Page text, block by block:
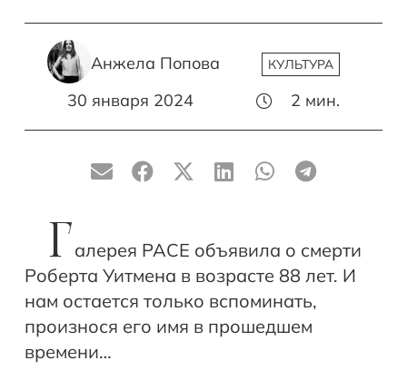
Анжела Попова КУЛЬТУРА
30 января 2024 2 мин.
Г алерея PACE объявила о смерти
Роберта Уитмена в возрасте 88 лет. И
нам остается только вспоминать,
произнося его имя в прошедшем
времени…